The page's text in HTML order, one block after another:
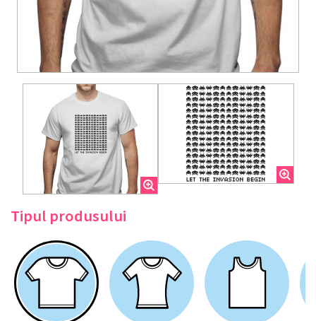
Tipul produsului